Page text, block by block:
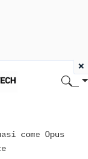
come Opus
×